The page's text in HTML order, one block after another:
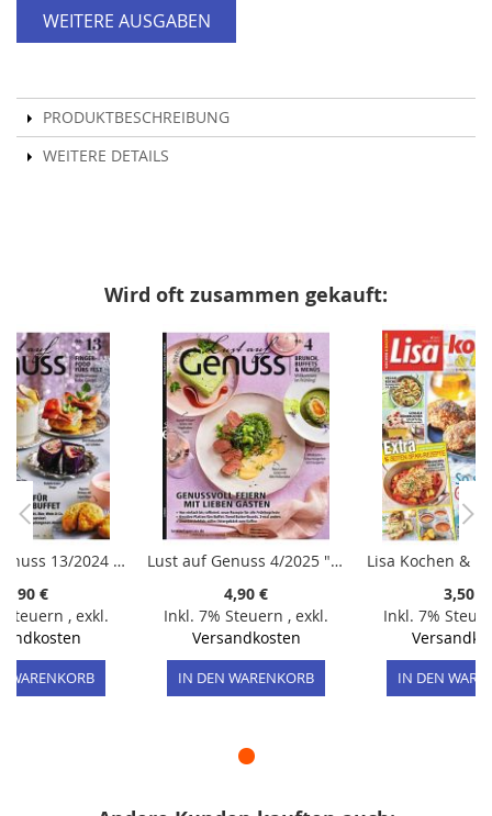
WEITERE AUSGABEN
PRODUKTBESCHREIBUNG
WEITERE DETAILS
Wird oft zusammen gekauft:
Lust auf Genuss 13/2024 "Feinste Häppchen für ein zauberhaftes Buffet"
4,90 €
Steuern , exkl.
WARENKORB
Lust auf Genuss 4/2025 "Genussvoll feiern mit lieben Gästen"
4,90 €
Inkl. 7% Steuern , exkl.
Versandkosten
IN DEN WARENKORB
3,50 €
Inkl. 7%
IN DEN